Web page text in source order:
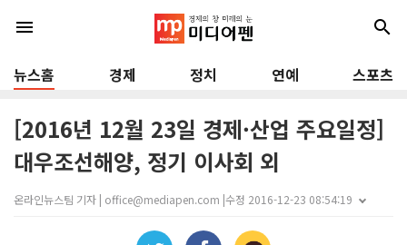
menu search
뉴스홈 경제 정치 연예 스포츠
[2016년 12월 23일 경제·산업 주요일정]
대우조선해양, 정기 이사회 외
온라인뉴스팀 기자 | office@mediapen.com |수정 2016-12-23 08:54:19